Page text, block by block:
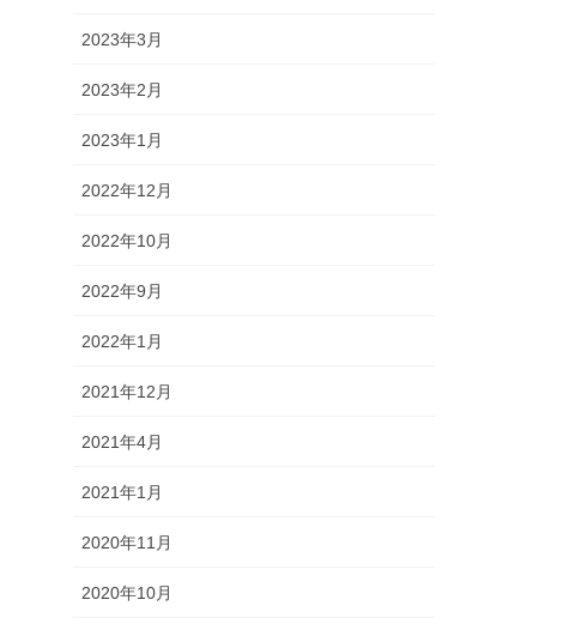
2023年3月
2023年2月
2023年1月
2022年12月
2022年10月
2022年9月
2022年1月
2021年12月
2021年4月
2021年1月
2020年11月
2020年10月